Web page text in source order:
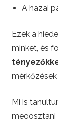
.
h
u
F
A hazai
Ezek a
minket, és
Mi is
megosztani